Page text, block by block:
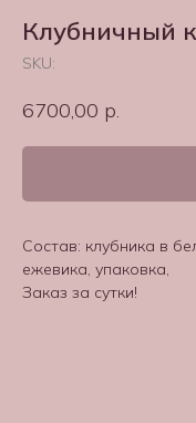
Клубничный
SKU:
6700,00 р.
Состав: клубника в
ежевика, упаковка,
Заказ за сутки!